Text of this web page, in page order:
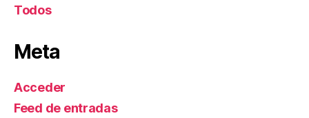
Todos
Meta
Acceder
Feed de entradas